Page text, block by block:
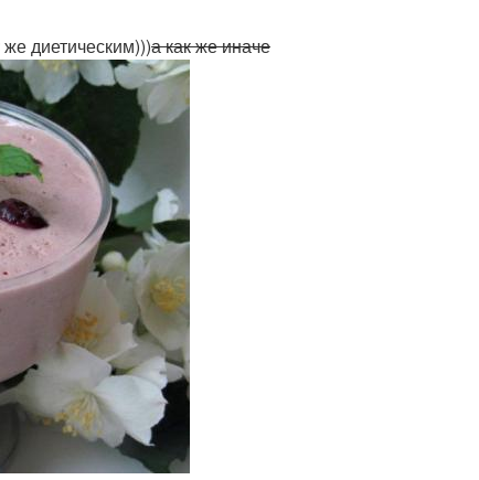
диетическим)))а как же иначе